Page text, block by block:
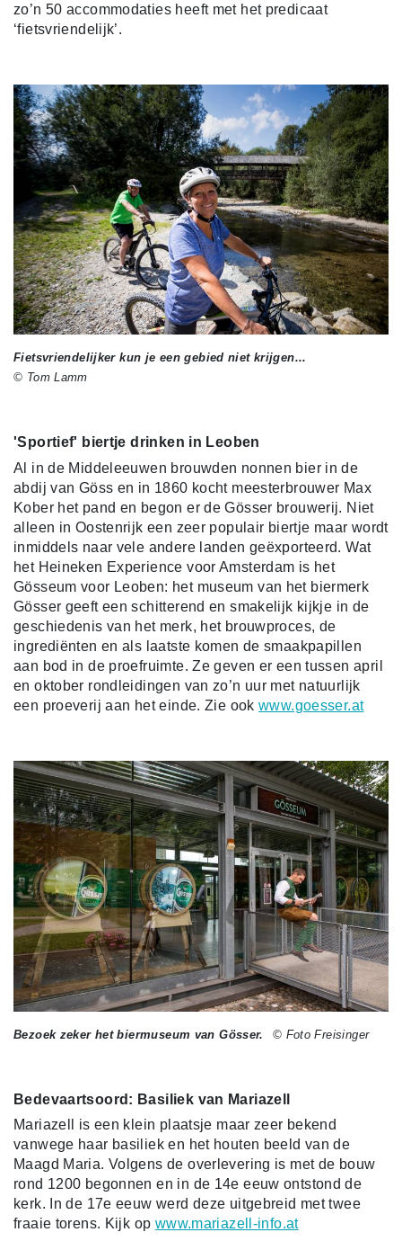
zo’n 50 accommodaties heeft met het predicaat
‘fietsvriendelijk’.
Fietsvriendelijker kun je een gebied niet krijgen...
© Tom Lamm
'Sportief' biertje drinken in Leoben
Al in de Middeleeuwen brouwden nonnen bier in de
abdij van Göss en in 1860 kocht meesterbrouwer Max
Kober het pand en begon er de Gösser brouwerij. Niet
alleen in Oostenrijk een zeer populair biertje maar wordt
inmiddels naar vele andere landen geëxporteerd. Wat
het Heineken Experience voor Amsterdam is het
Gösseum voor Leoben: het museum van het biermerk
Gösser geeft een schitterend en smakelijk kijkje in de
geschiedenis van het merk, het brouwproces, de
ingrediënten en als laatste komen de smaakpapillen
aan bod in de proefruimte. Ze geven er een tussen april
en oktober rondleidingen van zo’n uur met natuurlijk
een proeverij aan het einde. Zie ookwww.goesser.at
Bezoek zeker het biermuseum van Gösser. © Foto Freisinger
Bedevaartsoord: Basiliek van Mariazell
Mariazell is een klein plaatsje maar zeer bekend
vanwege haar basiliek en het houten beeld van de
Maagd Maria. Volgens de overlevering is met de bouw
rond 1200 begonnen en in de 14e eeuw ontstond de
kerk. In de 17e eeuw werd deze uitgebreid met twee
fraaie torens. Kijk op www.mariazell-info.at